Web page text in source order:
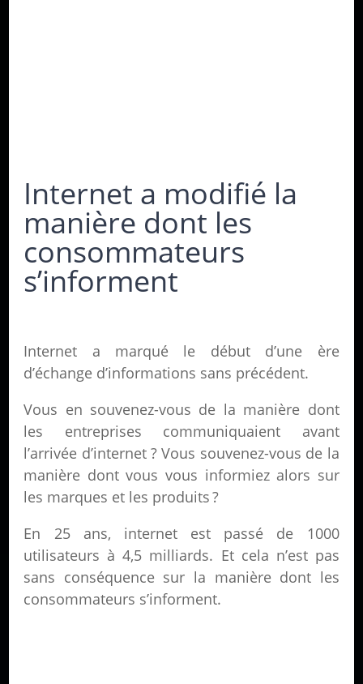
Internet a modifié la
manière dont les
consommateurs
s’informent
Internet a marqué le début d’une ère
d’échange d’informations sans précédent.
Vous en souvenez-vous de la manière dont
les entreprises communiquaient avant
l’arrivée d’internet ? Vous souvenez-vous de la
manière dont vous vous informiez alors sur
les marques et les produits ?
En 25 ans, internet est passé de 1000
utilisateurs à 4,5 milliards. Et cela n’est pas
sans conséquence sur la manière dont les
consommateurs s’informent.